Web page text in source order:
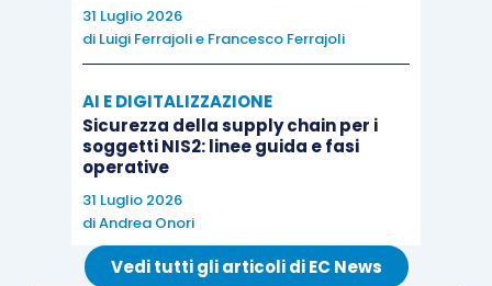
fuoriesca dal regime impositivo italiano, infatti, è
necessario cheil conferitario sia collocata in
31 Luglio 2026
di Luigi Ferrajolie Francesco Ferrajoli
AI E DIGITALIZZAZIONE
Sicurezza della supply chain per i
soggetti NIS2: linee guida e fasi
operative
31 Luglio 2026
diAndrea Onori
Vedi tutti gli articoli di EC News